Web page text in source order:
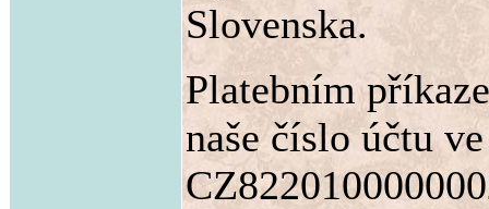
Slovenska.
Platebním
naše číslo účtu